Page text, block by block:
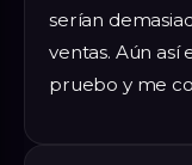
serían
ventas. Aún así
pruebo y me